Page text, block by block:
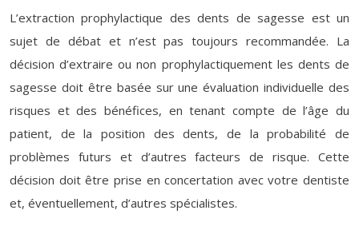
L’extraction prophylactique des dents de sagesse est un
sujet de débat et n’est pas toujours recommandée. La
décision d’extraire ou non prophylactiquement les dents de
sagesse doit être basée sur une évaluation individuelle des
risques et des bénéfices, en tenant compte de l’âge du
patient, de la position des dents, de la probabilité de
problèmes futurs et d’autres facteurs de risque. Cette
décision doit être prise en concertation avec votre dentiste
et, éventuellement, d’autres spécialistes.